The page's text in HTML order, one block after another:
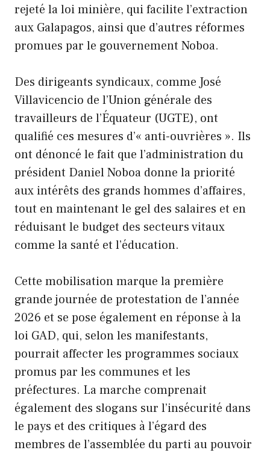
rejeté la loi minière, qui facilite l’extraction
aux Galapagos, ainsi que d’autres réformes
promues par le gouvernement Noboa.
Des dirigeants syndicaux, comme José
Villavicencio de l’Union générale des
travailleurs de l’Équateur (UGTE), ont
qualifié ces mesures d’« anti-ouvrières ». Ils
ont dénoncé le fait que l’administration du
président Daniel Noboa donne la priorité
aux intérêts des grands hommes d’affaires,
tout en maintenant le gel des salaires et en
réduisant le budget des secteurs vitaux
comme la santé et l’éducation.
Cette mobilisation marque la première
grande journée de protestation de l’année
2026 et se pose également en réponse à la
loi GAD, qui, selon les manifestants,
pourrait affecter les programmes sociaux
promus par les communes et les
préfectures. La marche comprenait
également des slogans sur l’insécurité dans
le pays et des critiques à l’égard des
membres de l’assemblée du parti au pouvoir